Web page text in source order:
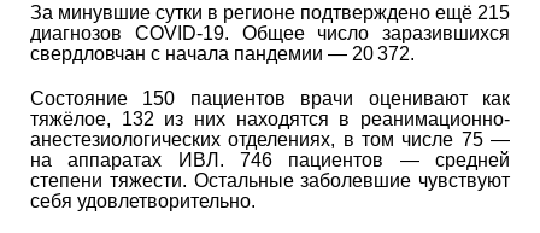
За минувшие сутки в регионе подтверждено ещё 215
диагнозов COVID-19. Общее число заразившихся
свердловчан с начала пандемии — 20 372.
Состояние 150 пациентов врачи оценивают как
тяжёлое, 132 из них находятся в реанимационно-
анестезиологических отделениях, в том числе 75 —
на аппаратах ИВЛ. 746 пациентов — средней
степени тяжести. Остальные заболевшие чувствуют
себя удовлетворительно.